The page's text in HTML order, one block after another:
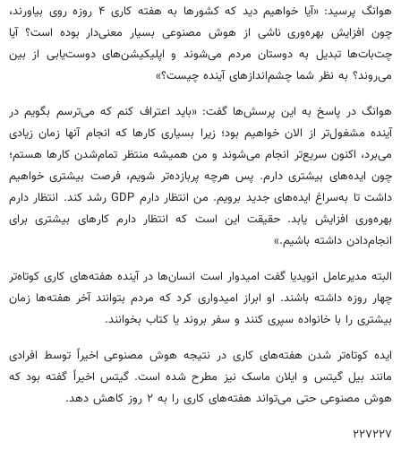
هوانگ پرسید: «آیا خواهیم دید که کشورها به هفته کاری ۴ روزه روی بیاورند،
چون افزایش بهره‌وری ناشی از هوش مصنوعی بسیار معنی‌دار بوده است؟ آیا
چت‌بات‌ها تبدیل به دوستان مردم می‌شوند و اپلیکیشن‌های دوست‌یابی از بین
می‌روند؟ به نظر شما چشم‌اندازهای آینده چیست؟»
هوانگ در پاسخ به این پرسش‌ها گفت: «باید اعتراف کنم که می‌ترسم بگویم در
آینده مشغول‌تر از الان خواهیم بود؛ زیرا بسیاری کارها که انجام آنها زمان زیادی
می‌برد، اکنون سریع‌تر انجام می‌شوند و من همیشه منتظر تمام‌شدن کارها هستم؛
چون ایده‌های بیشتری دارم. پس هرچه پربازده‌تر شویم، فرصت بیشتری خواهیم
داشت تا به‌سراغ ایده‌های جدید برویم. من انتظار دارم GDP رشد کند. انتظار دارم
بهره‌وری افزایش یابد. حقیقت این است که انتظار دارم کارهای بیشتری برای
انجام‌دادن داشته باشیم.»
البته مدیرعامل انویدیا گفت امیدوار است انسان‌ها در آینده هفته‌های کاری کوتاه‌تر
چهار روزه داشته باشند. او ابراز امیدواری کرد که مردم بتوانند آخر هفته‌ها زمان
بیشتری را با خانواده سپری کنند و سفر بروند یا کتاب بخوانند.
ایده کوتاه‌تر شدن هفته‌های کاری در نتیجه هوش مصنوعی اخیراً توسط افرادی
مانند بیل گیتس و ایلان ماسک نیز مطرح شده است. گیتس اخیراً گفته بود که
هوش مصنوعی حتی می‌تواند هفته‌های کاری را به ۲ روز کاهش دهد.
۲۲۷۲۲۷